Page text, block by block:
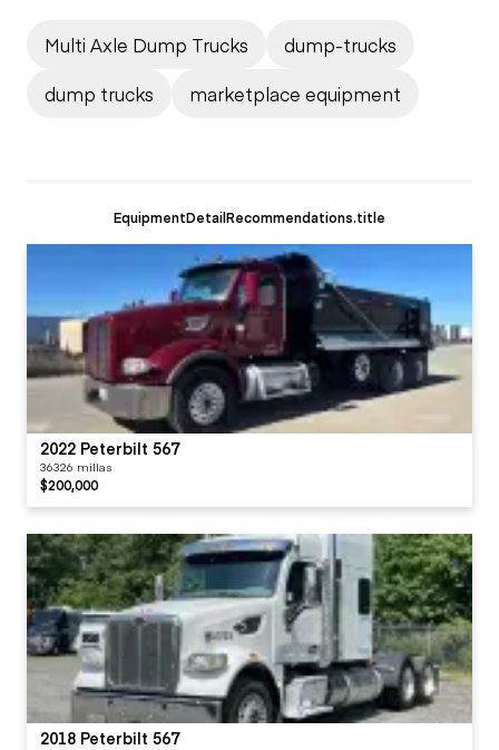
Multi Axle Dump Trucks
dump-trucks
dump trucks
marketplace equipment
EquipmentDetailRecommendations.title
2022 Peterbilt 567
36326 millas
$200,000
2018 Peterbilt 567